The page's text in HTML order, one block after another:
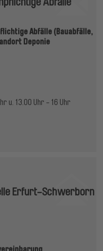
Abfälle (Bauabfälle,
Deponie
u. 13.00 Uhr - 16 Uhr
Erfurt-Schwerborn